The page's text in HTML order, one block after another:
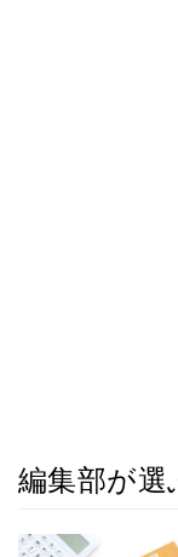
編集部が選